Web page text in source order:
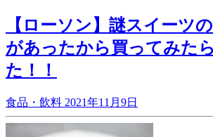
【ローソン】謎スイーツ
があったから買ってみた
た！！
食品・飲料 2021年11月9日